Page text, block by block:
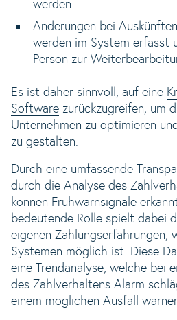
werden
Änderungen bei
werden im System erfasst
Person zur
Es ist daher sinnvoll, auf eine
Software zurückzugreifen, um
Unternehmen zu optimieren
zu gestalten.
Durch eine umfassende
durch die Analyse des
können Frühwarnsignale
bedeutende Rolle spielt dabei
eigenen Zahlungserfahrungen,
Systemen möglich ist. Diese
eine Trendanalyse, welche bei
des Zahlverhaltens Alarm
einem möglichen Ausfall